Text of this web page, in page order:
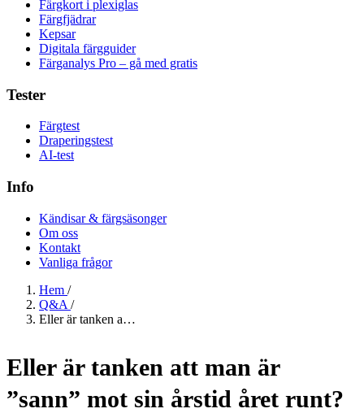
Färgkort i plexiglas
Färgfjädrar
Kepsar
Digitala färgguider
Färganalys Pro – gå med gratis
Tester
Färgtest
Draperingstest
AI-test
Info
Kändisar & färgsäsonger
Om oss
Kontakt
Vanliga frågor
Hem /
Q&A /
Eller är tanken a…
Eller är tanken att man är
”sann” mot sin årstid året runt?